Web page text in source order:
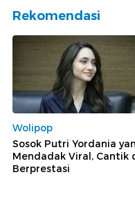
Rekomendasi
Wolipop
Sosok Putri Yordania
Mendadak Viral, Cantik
Berprestasi